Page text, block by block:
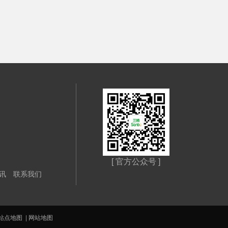
联系我们
[ 官方公众号 ]
点地图 网站地图